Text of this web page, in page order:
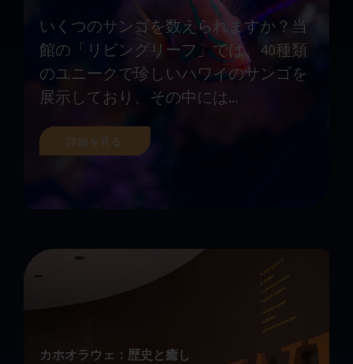
いくつのサンゴを数えられますか？当
館の「リビングリーフ」では、40種類
のユニークで珍しいハワイのサンゴを
展示しており、その中には...
詳細を見る
カホオラウェ：歴史と癒し